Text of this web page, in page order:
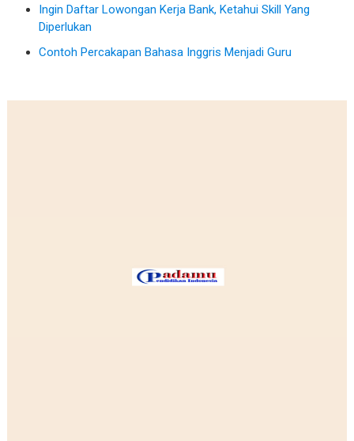
Ingin Daftar Lowongan Kerja Bank, Ketahui Skill Yang
Diperlukan
Contoh Percakapan Bahasa Inggris Menjadi Guru